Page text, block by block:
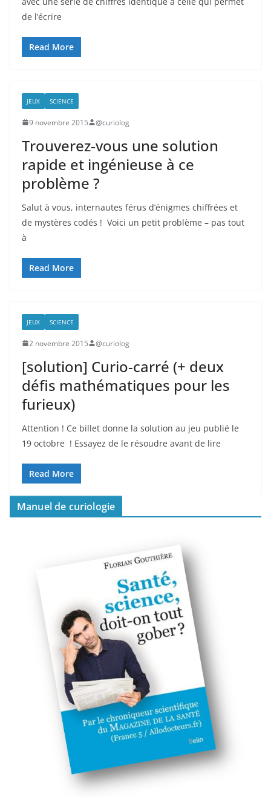
de l’écrire
Read More
JEUX SCIENCE
9 novembre 2015 @curiolog
Trouverez-vous une solution
rapide et ingénieuse à ce
problème ?
Salut à vous, internautes férus d’énigmes chiffrées et
de mystères codés ! Voici un petit problème – pas tout
à
Read More
JEUX SCIENCE
2 novembre 2015 @curiolog
[solution] Curio-carré (+ deux
défis mathématiques pour les
furieux)
Attention ! Ce billet donne la solution au jeu publié le
19 octobre ! Essayez de le résoudre avant de lire
Read More
Manuel de curiologie